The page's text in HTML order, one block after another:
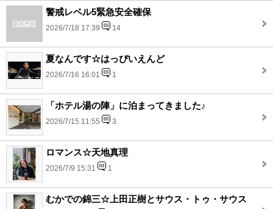
警戒レベル5緊急安全確保
2026/7/18 17:39 14
夏なんです☆はっぴいえんど
2026/7/16 16:01 1
「ホテル湯の陣」に泊まってきました♪
2026/7/15 11:55 3
ロマンス☆天地真理
2026/7/9 15:31 1
むかでの錦三☆上田正樹とサウス・トゥ・サウス